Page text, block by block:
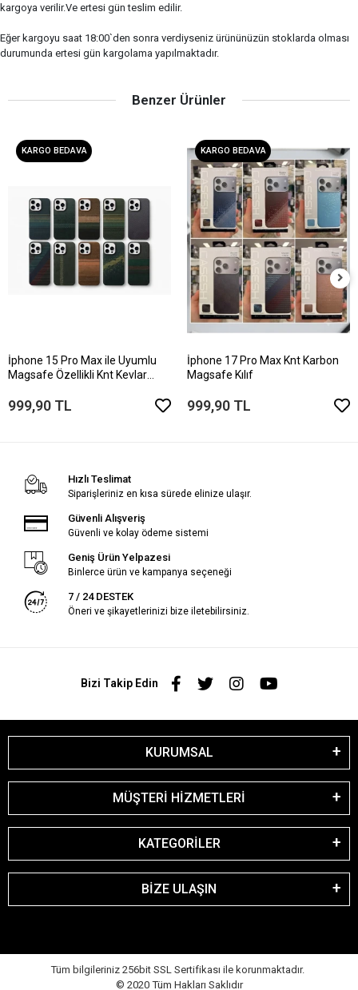
kargoya verilir.Ve ertesi gün teslim edilir.
Eğer kargoyu saat 18:00`den sonra verdiyseniz ürününüzün stoklarda olması
durumunda ertesi gün kargolama yapılmaktadır.
Benzer Ürünler
KARGO BEDAVA
İphone 15 Pro Max ile Uyumlu
Magsafe Özellikli Knt Kevlar
999,90 TL
KARGO BEDAVA
İphone 17 Pro Max Knt Karbon
Magsafe Kılıf
999,90 TL
Hızlı Teslimat
Siparişleriniz en kısa sürede elinize ulaşır.
Güvenli Alışveriş
Güvenli ve kolay ödeme sistemi
Geniş Ürün Yelpazesi
Binlerce ürün ve kampanya seçeneği
7 / 24 DESTEK
Öneri ve şikayetlerinizi bize iletebilirsiniz.
Bizi Takip Edin
KURUMSAL
MÜŞTERİ HİZMETLERİ
KATEGORİLER
BİZE ULAŞIN
Tüm bilgileriniz 256bit SSL Sertifikası ile korunmaktadır.
© 2020 Tüm Hakları Saklıdır